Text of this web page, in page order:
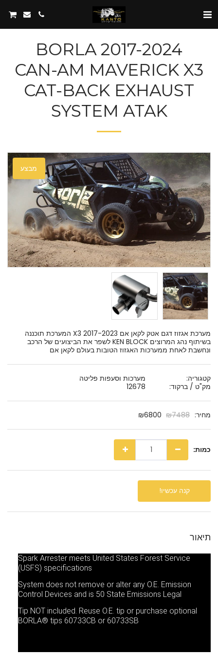
BORLA 2017-2024
CAN-AM MAVERICK X3
CAT-BACK EXHAUST
SYSTEM ATAK
מבצע
מערכת אגזוז דגם אטק לקאן אם X3 2017-2023 המערכת תוכננה
בשיתוף נהג המרוצים KEN BLOCK לשפר את הביצועים של הרכב
ונחשבת לאחת ממערכות האגזוז הטובות בעולם לקאן אם
קטגוריה:
מערכות וסעפות פליטה
מק"ט / ברקוד:
מחיר: ₪7488
₪6800
כמות:
קנה עכשיו!
תיאור
Spark Arrester meets United States Forest Service
(USFS) specifications
System does not remove or alter any O.E. Emission
Control Devices and is 50 State Emissions Legal
Tip NOT included. Reuse O.E. tip or purchase optional
BORLA® tips 60733CB or 60733SB